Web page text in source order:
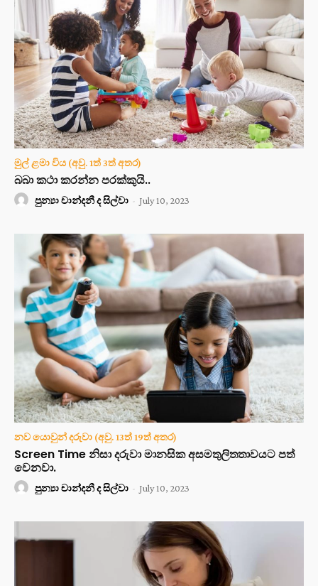
මුල් ළමා විය (අවු. 1ත් 3ත් අතර)
බබා කථා කරන්න පරක්කුයි..
පුන්‍යා චාන්දනී ද සිල්වා - July 10, 2023
නව යොවුන් දරුවා (අවු. 13ත් 19ත් අතර)
Screen Time නිසා දරුවා මානසික අසමතුලිතතාවයට පත්
වෙනවා.
පුන්‍යා චාන්දනී ද සිල්වා - July 10, 2023